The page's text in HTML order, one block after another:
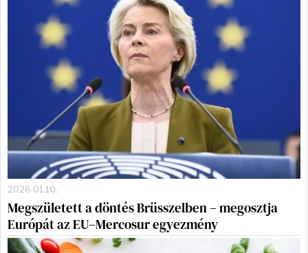
2026.01.10.
Megszületett a döntés Brüsszelben – megosztja
Európát az EU–Mercosur egyezmény